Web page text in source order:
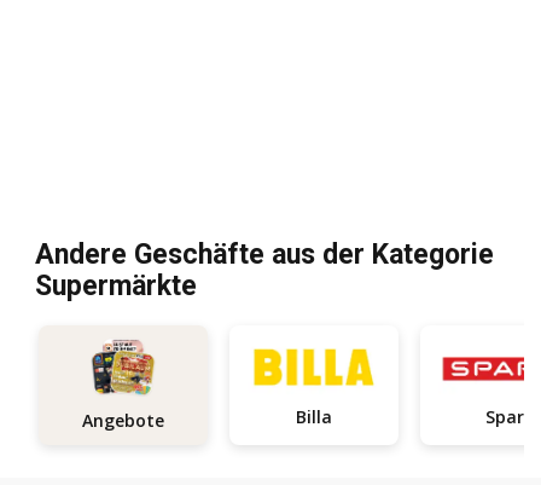
Andere Geschäfte aus der Kategorie
Supermärkte
Angebote Billa Spar